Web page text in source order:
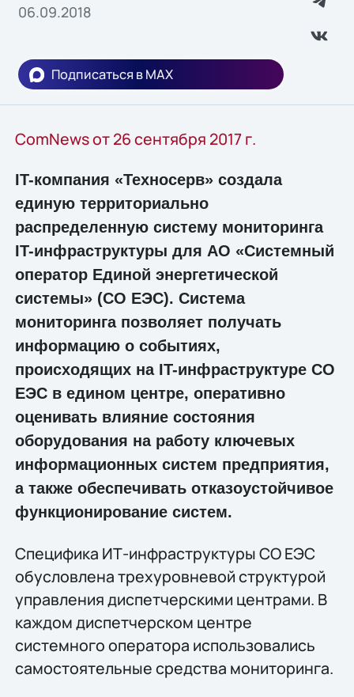
06.09.2018
Подписаться в MAX
ComNews от 26 сентября 2017 г.
IT-компания «Техносерв» создала
единую территориально
распределенную систему мониторинга
IT-инфраструктуры для АО «Системный
оператор Единой энергетической
системы» (СО ЕЭС). Система
мониторинга позволяет получать
информацию о событиях,
происходящих на IT-инфраструктуре СО
ЕЭС в едином центре, оперативно
оценивать влияние состояния
оборудования на работу ключевых
информационных систем предприятия,
а также обеспечивать отказоустойчивое
функционирование систем.
Специфика ИТ-инфраструктуры СО ЕЭС
обусловлена трехуровневой структурой
управления диспетчерскими центрами. В
каждом диспетчерском центре
системного оператора использовались
самостоятельные средства мониторинга.